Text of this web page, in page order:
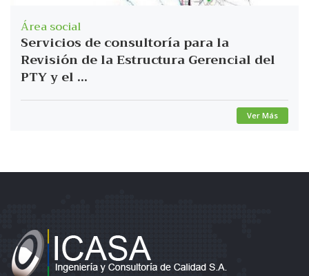
Área social
Servicios de consultoría para la
Revisión de la Estructura Gerencial del
PTY y el ...
Ver Más